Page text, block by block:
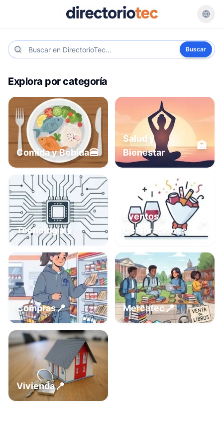
Buscar
Explora por categoría
Comida y Bebida🍔
Salud y
Bienestar
🏥
Tecnología📱
Eventos y
Celebraciones
Compras📍 Mercatec📍
Vivienda📍